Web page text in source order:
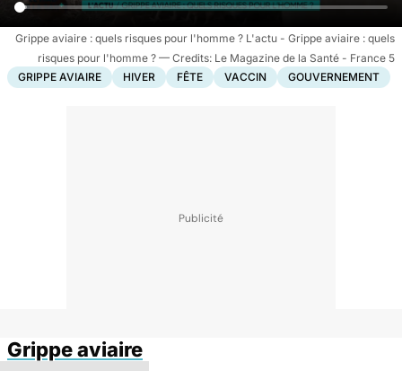
Grippe aviaire : quels risques pour l'homme ? L'actu - Grippe aviaire : quels
risques pour l'homme ?
Le Magazine de la Santé - France 5
GRIPPE AVIAIRE
HIVER FÊTE VACCIN GOUVERNEMENT
Grippe aviaire